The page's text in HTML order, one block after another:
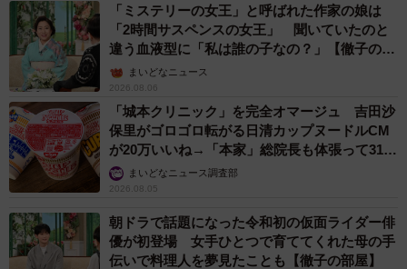
「ミステリーの女王」と呼ばれた作家の娘は
「2時間サスペンスの女王」 聞いていたのと
違う血液型に「私は誰の子なの？」【徹子の部
屋】まいどなニュース
2026.08.06
「城本クリニック」を完全オマージュ 吉田沙
保里がゴロゴロ転がる日清カップヌードルCM
が20万いいね→「本家」総院長も体張って31万
いいねまいどなニュース調査部
2026.08.05
朝ドラで話題になった令和初の仮面ライダー俳
優が初登場 女手ひとつで育ててくれた母の手
伝いで料理人を夢見たことも【徹子の部屋】